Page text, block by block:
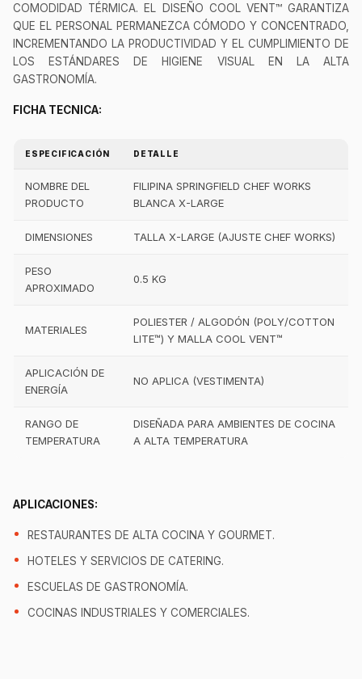
COMODIDAD TÉRMICA. EL DISEÑO COOL VENT™ GARANTIZA
QUE EL PERSONAL PERMANEZCA CÓMODO Y CONCENTRADO,
INCREMENTANDO LA PRODUCTIVIDAD Y EL CUMPLIMIENTO DE
LOS ESTÁNDARES DE HIGIENE VISUAL EN LA ALTA
GASTRONOMÍA.
FICHA TECNICA:
ESPECIFICACIÓN DETALLE
NOMBRE DEL
PRODUCTO
FILIPINA SPRINGFIELD CHEF WORKS
BLANCA X-LARGE
DIMENSIONES TALLA X-LARGE (AJUSTE CHEF WORKS)
PESO
APROXIMADO
0.5 KG
MATERIALES
POLIESTER / ALGODÓN (POLY/COTTON
LITE™) Y MALLA COOL VENT™
APLICACIÓN DE
ENERGÍA
NO APLICA (VESTIMENTA)
RANGO DE
TEMPERATURA
DISEÑADA PARA AMBIENTES DE COCINA
A ALTA TEMPERATURA
APLICACIONES:
RESTAURANTES DE ALTA COCINA Y GOURMET.
HOTELES Y SERVICIOS DE CATERING.
ESCUELAS DE GASTRONOMÍA.
COCINAS INDUSTRIALES Y COMERCIALES.